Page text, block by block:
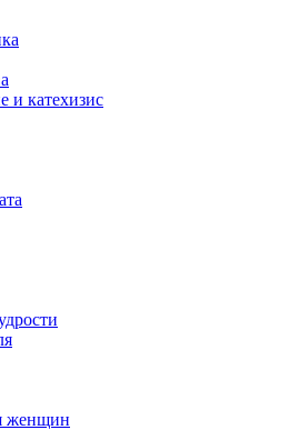
и катехизис
женщин